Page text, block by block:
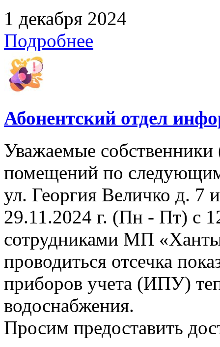
1 декабря 2024
Подробнее
Абонентский отдел
Уважаемые
помещений по
ул. Георгия Величко д. 7
29.11.2024 г. (Пн - Пт) с
сотрудниками МП
проводиться отсечка
приборов учета (ИПУ)
водоснабжения.
Просим предоставить